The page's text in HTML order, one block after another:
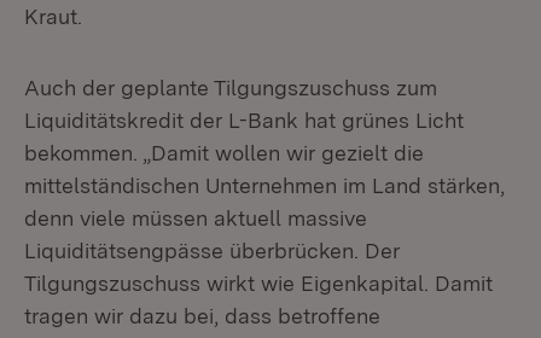
Kraut.
Auch der geplante Tilgungszuschuss zum
Liquiditätskredit der L-Bank hat grünes Licht
bekommen. „Damit wollen wir gezielt die
mittelständischen Unternehmen im Land stärken,
denn viele müssen aktuell massive
Liquiditätsengpässe überbrücken. Der
Tilgungszuschuss wirkt wie Eigenkapital. Damit
tragen wir dazu bei, dass betroffene